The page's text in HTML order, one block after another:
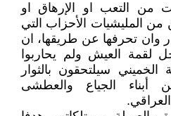
من التعب او الإرهاق او
المليشيات الأحزاب التي
وان تحرفها عن طريقها، ان
لقمة العيش ولم يحاربوا
سيلتحقون بالثوار
أبناء الجياع والعطشى